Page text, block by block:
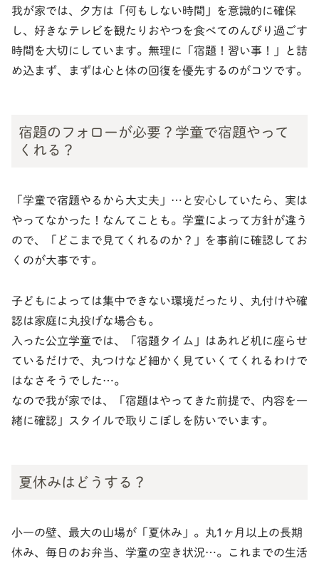
我が家では、夕方は「何もしない時間」を意識的に確保
し、好きなテレビを観たりおやつを食べてのんびり過ごす
時間を大切にしています。無理に「宿題！習い事！」と詰
め込まず、まずは心と体の回復を優先するのがコツです。
宿題のフォローが必要？学童で宿題やって
くれる？
「学童で宿題やるから大丈夫」…と安心していたら、実は
やってなかった！なんてことも。学童によって方針が違う
ので、「どこまで見てくれるのか？」を事前に確認してお
くのが大事です。
子どもによっては集中できない環境だったり、丸付けや確
認は家庭に丸投げな場合も。
入った公立学童では、「宿題タイム」はあれど机に座らせ
ているだけで、丸つけなど細かく見ていくてくれるわけで
はなさそうでした…。
なので我が家では、「宿題はやってきた前提で、内容を一
緒に確認」スタイルで取りこぼしを防いでいます。
夏休みはどうする？
小一の壁、最大の山場が「夏休み」。丸1ヶ月以上の長期
休み、毎日のお弁当、学童の空き状況…。これまでの生活